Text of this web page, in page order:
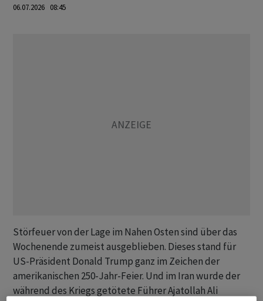
06.07.2026 08:45
Störfeuer von der Lage im Nahen Osten sind über das
Wochenende zumeist ausgeblieben. Dieses stand für
US-Präsident Donald Trump ganz im Zeichen der
amerikanischen 250-Jahr-Feier. Und im Iran wurde der
während des Kriegs getötete Führer Ajatollah Ali